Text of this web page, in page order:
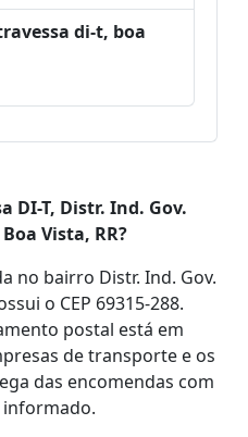
di-t, boa
DI-T, Distr. Ind. Gov.
Vista, RR?
no bairro Distr. Ind. Gov.
o CEP 69315-288.
postal está em
de transporte e os
das encomendas com
informado.